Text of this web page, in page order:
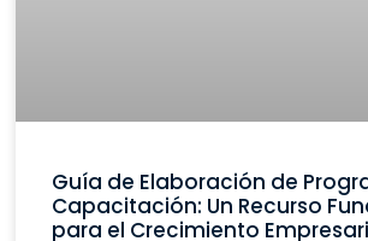
Guía de Elaboración de
Capacitación: Un Recurso
para el Crecimiento